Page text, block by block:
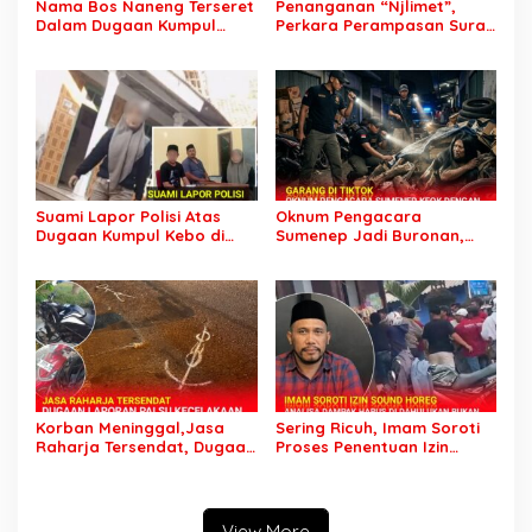
Nama Bos Naneng Terseret
Dalam Dugaan Kumpul
Polisi
Penanganan “Njlimet”,
Perkara Perampasan Surat
Setahun di Polres Pasuruan
Suami Lapor Polisi Atas
Dugaan Kumpul Kebo di
Ditangkap
Oknum Pengacara
Sumenep Jadi Buronan,
Laporan Seorang Sopir
Korban Meninggal,Jasa
Raharja Tersendat, Dugaan
Sering Ricuh, Imam Soroti
Proses Penentuan Izin